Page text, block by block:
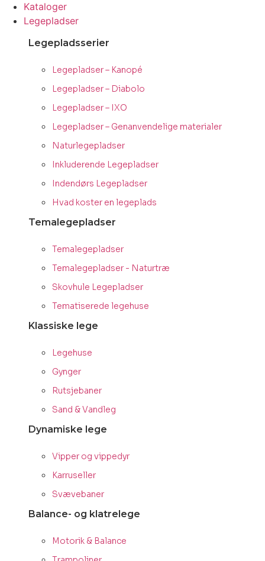
Kataloger
Legepladser
Legepladsserier
Legepladser – Kanopé
Legepladser – Diabolo
Legepladser – IXO
Legepladser – Genanvendelige materialer
Naturlegepladser
Inkluderende Legepladser
Indendørs Legepladser
Hvad koster en legeplads
Temalegepladser
Temalegepladser
Temalegepladser - Naturtræ
Skovhule Legepladser
Tematiserede legehuse
Klassiske lege
Legehuse
Gynger
Rutsjebaner
Sand & Vandleg
Dynamiske lege
Vipper og vippedyr
Karruseller
Svævebaner
Balance- og klatrelege
Motorik & Balance